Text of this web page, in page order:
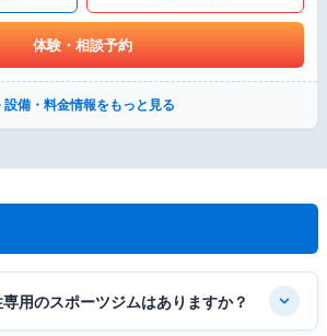
体験・相談予約
設備・料金情報をもっと見る
用のスポーツジムはありますか？